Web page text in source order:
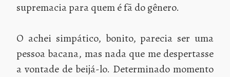
supremacia para quem é fã do gênero.
O achei simpático, bonito, parecia ser uma
pessoa bacana, mas nada que me despertasse
a vontade de beijá-lo. Determinado momento